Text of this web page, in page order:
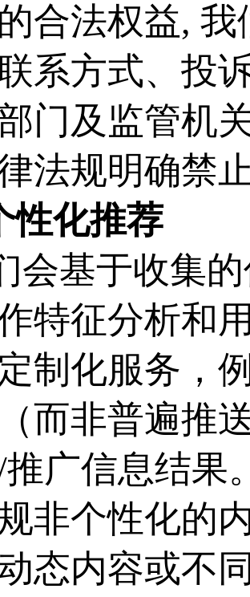
合法权益,
系方式、投
门及监管机
法规明确禁
性化推荐
会基于收集
特征分析和
制化服务，
而非普遍推
广信息结果
非个性化的
态内容或不